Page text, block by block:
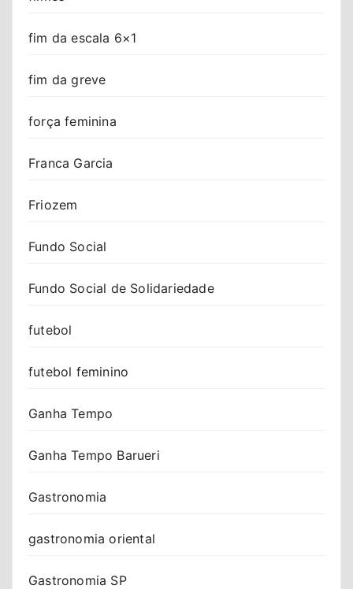
fim da escala 6×1
fim da greve
força feminina
Franca Garcia
Friozem
Fundo Social
Fundo Social de Solidariedade
futebol
futebol feminino
Ganha Tempo
Ganha Tempo Barueri
Gastronomia
gastronomia oriental
Gastronomia SP